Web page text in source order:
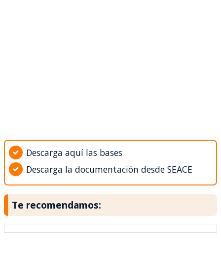
Descarga aquí las bases
Descarga la documentación desde SEACE
Te recomendamos: